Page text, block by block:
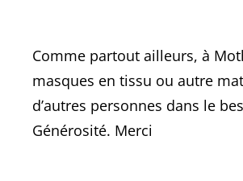
Comme partout ailleurs, à
masques en tissu ou autre
d’autres personnes dans le
Générosité. Merci